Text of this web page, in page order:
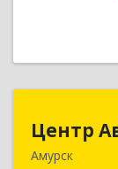
Центр
Амурск
682640,